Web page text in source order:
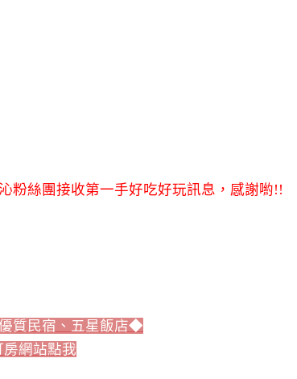
粉絲團接收第一手好吃好玩訊息，感謝喲!!
質民宿、五星飯店◆
房網站點我